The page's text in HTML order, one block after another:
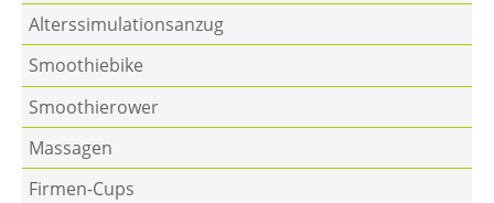
Alters­simulations­anzug
Smoothiebike
Smoothierower
Massagen
Firmen-Cups